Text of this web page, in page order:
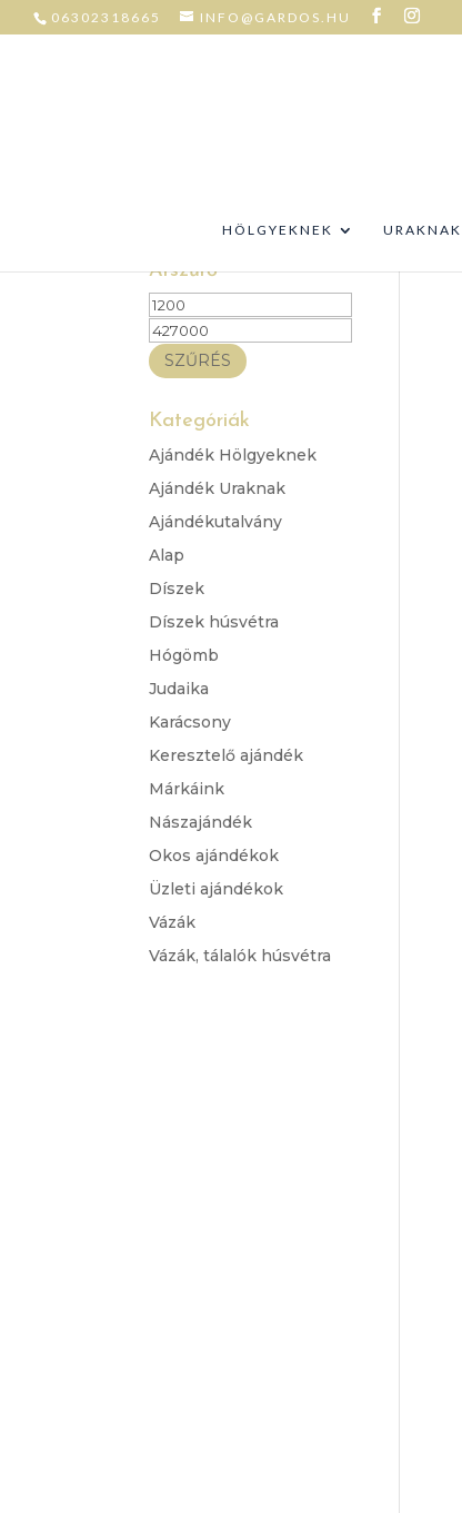
06302318665 INFO@GARDOS.HU
HÖLGYEKNEK URAKNAK
Árszűrő
Min
ár
SZŰRÉS
Kategóriák
Ajándék Hölgyeknek
Ajándék Uraknak
Ajándékutalvány
Alap
Díszek
Díszek húsvétra
Hógömb
Judaika
Karácsony
Keresztelő ajándék
Márkáink
Nászajándék
Okos ajándékok
Üzleti ajándékok
Vázák
Vázák, tálalók húsvétra